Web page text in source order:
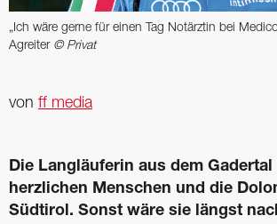
„Ich wäre gerne für einen Tag Notärztin bei
Agreiter © Privat
von ff media
Die Langläuferin aus dem
herzlichen Menschen und die
Südtirol. Sonst wäre sie längst